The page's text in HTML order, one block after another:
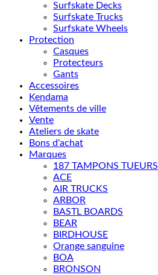
Surfskate Decks
Surfskate Trucks
Surfskate Wheels
Protection
Casques
Protecteurs
Gants
Accessoires
Kendama
Vêtements de ville
Vente
Ateliers de skate
Bons d'achat
Marques
187 TAMPONS TUEURS
ACE
AIR TRUCKS
ARBOR
BASTL BOARDS
BEAR
BIRDHOUSE
Orange sanguine
BOA
BRONSON